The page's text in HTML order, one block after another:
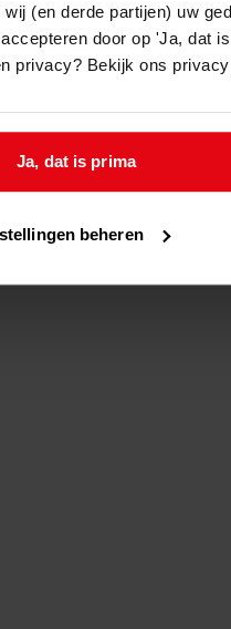
(en derde partijen) uw
door op 'Ja, dat
privacy? Bekijk ons
Ja, dat is prima
beheren
garage, 1997